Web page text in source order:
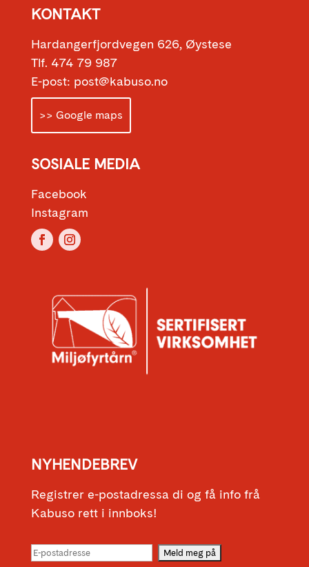
KONTAKT
Hardangerfjordvegen 626, Øystese
Tlf. 474 79 987
E-post: post@kabuso.no
>> Google maps
SOSIALE MEDIA
Facebook
Instagram
NYHENDEBREV
Registrer e-postadressa di og få info frå
Kabuso rett i innboks!